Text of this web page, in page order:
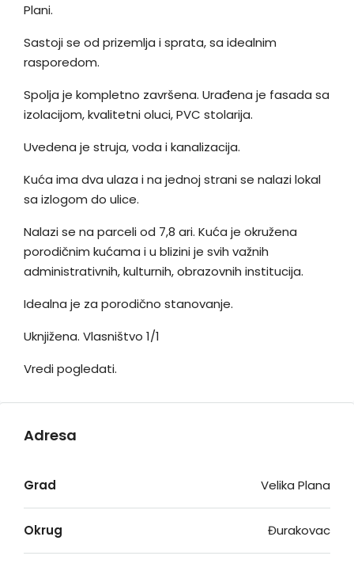
Plani.
Sastoji se od prizemlja i sprata, sa idealnim
rasporedom.
Spolja je kompletno završena. Urađena je fasada sa
izolacijom, kvalitetni oluci, PVC stolarija.
Uvedena je struja, voda i kanalizacija.
Kuća ima dva ulaza i na jednoj strani se nalazi lokal
sa izlogom do ulice.
Nalazi se na parceli od 7,8 ari. Kuća je okružena
porodičnim kućama i u blizini je svih važnih
administrativnih, kulturnih, obrazovnih institucija.
Idealna je za porodično stanovanje.
Uknjižena. Vlasništvo 1/1
Vredi pogledati.
Adresa
Grad Velika Plana
Okrug Đurakovac